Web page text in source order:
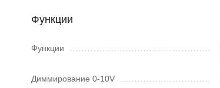
Функции
Функции
Диммирование 0-10V